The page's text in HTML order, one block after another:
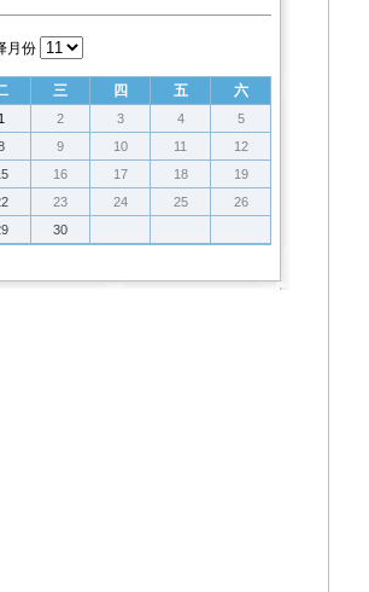
月份
三 四 五 六
1 2 3 4
5
9 10 11
12
16 17 18
19
23 24 25
26
30